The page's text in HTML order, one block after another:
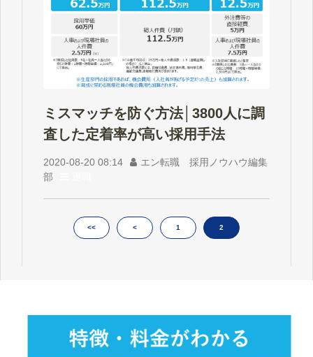
ミスマッチを防ぐ方法│3800人に調
査した定着率が高い採用手法
2020-08-20 08:14
エン転職 採用ノウハウ編集
部
<< < 1 2